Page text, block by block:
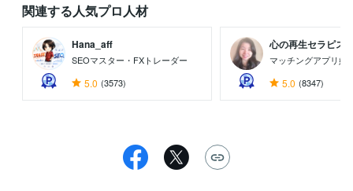
関連する人気プロ人材
Hana_aff
SEOマスター・FXトレーダー
5.0 (3573)
心の再生セラピス
マッチングアプリ婚
5.0 (8347)